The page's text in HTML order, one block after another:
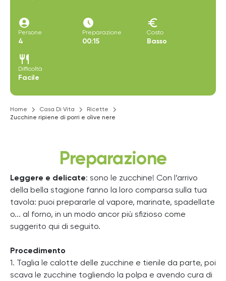
account_circle
Persone
4
access_time_filled
Preparazione
00:15
euro
Costo
Basso
restaurant
Difficoltà
Facile
Home Casa Di Vita
Ricette
Zucchine ripiene di porri e olive nere
Preparazione
Leggere e delicate: sono le zucchine! Con l’arrivo
della bella stagione fanno la loro comparsa sulla tua
tavola: puoi prepararle al vapore, marinate, spadellate
o... al forno, in un modo ancor più sfizioso come
suggerito qui di seguito.
Procedimento
1. Taglia le calotte delle zucchine e tienile da parte, poi
scava le zucchine togliendo la polpa e avendo cura di